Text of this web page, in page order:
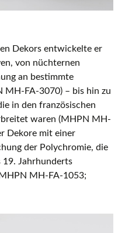
Dekors entwickelte er
von nüchternen
an bestimmte
MH-FA-3070) – bis hin zu
in den französischen
waren (MHPN MH-
Dekore mit einer
der Polychromie, die
19. Jahrhunderts
MH-FA-1053;